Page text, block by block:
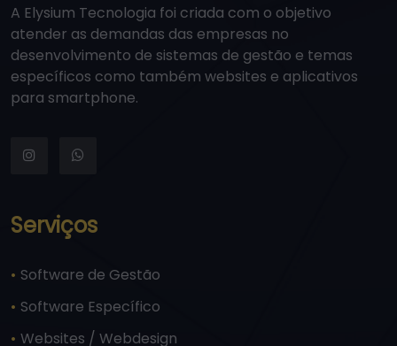
A Elysium Tecnologia foi criada com o objetivo
atender as demandas das empresas no
desenvolvimento de sistemas de gestão e temas
específicos como também websites e aplicativos
para smartphone.
Serviços
• Software de Gestão
• Software Específico
• Websites / Webdesign